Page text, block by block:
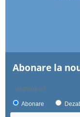
Abonare la
Abonare